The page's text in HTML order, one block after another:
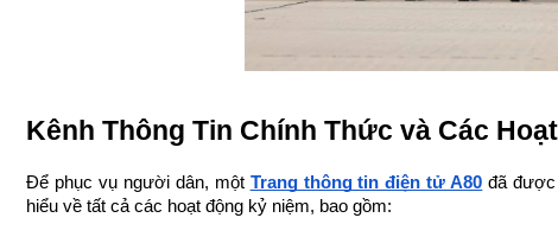
Kênh Thông Tin Chính Thức và Các
Để phục vụ người dân, một Trang thông tin điện tử A80 đã được
hiểu về tất cả các hoạt động kỷ niệm, bao gồm: